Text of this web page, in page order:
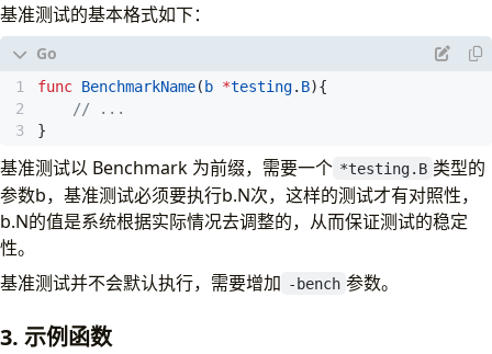
基准测试的基本格式如下：
func BenchmarkName(b *testing. B){
// ...
}
基准测试以 Benchmark 为前缀，需要一个 *testing.B 类型的
参数b，基准测试必须要执行b.N次，这样的测试才有对照性，
b.N的值是系统根据实际情况去调整的，从而保证测试的稳定
性。
基准测试并不会默认执行，需要增加 -bench 参数。
3. 示例函数